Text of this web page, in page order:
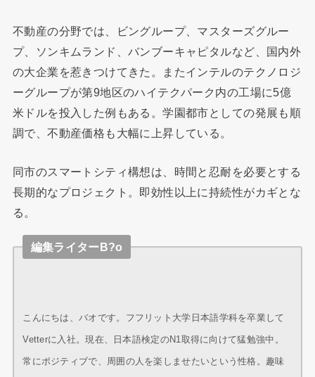
不動産の分野では、ビングループ、マスターズグルー
プ、ソンキムランド、バンブーキャピタルなど、国内外
の大企業を惹きつけてきた。またインテルのテクノロジ
ーグループが第9地区のハイテクパーク内の工場に5億
米ドルを投入した例もある。学園都市としての発展も順
調で、不動産価格も大幅に上昇している。
同市のスマートシティ構想は、時間と忍耐を必要とする
長期的なプロジェクト。即効性以上に持続性がカギとな
る。
編集ライターB?o
こんにちは、バオです。フフリット大学日本語学科を卒業して
Vetterに入社。現在、日本語検定のN1取得に向けて猛勉強中。
常にポジティブで、周囲の人を楽しませたいという性格。趣味